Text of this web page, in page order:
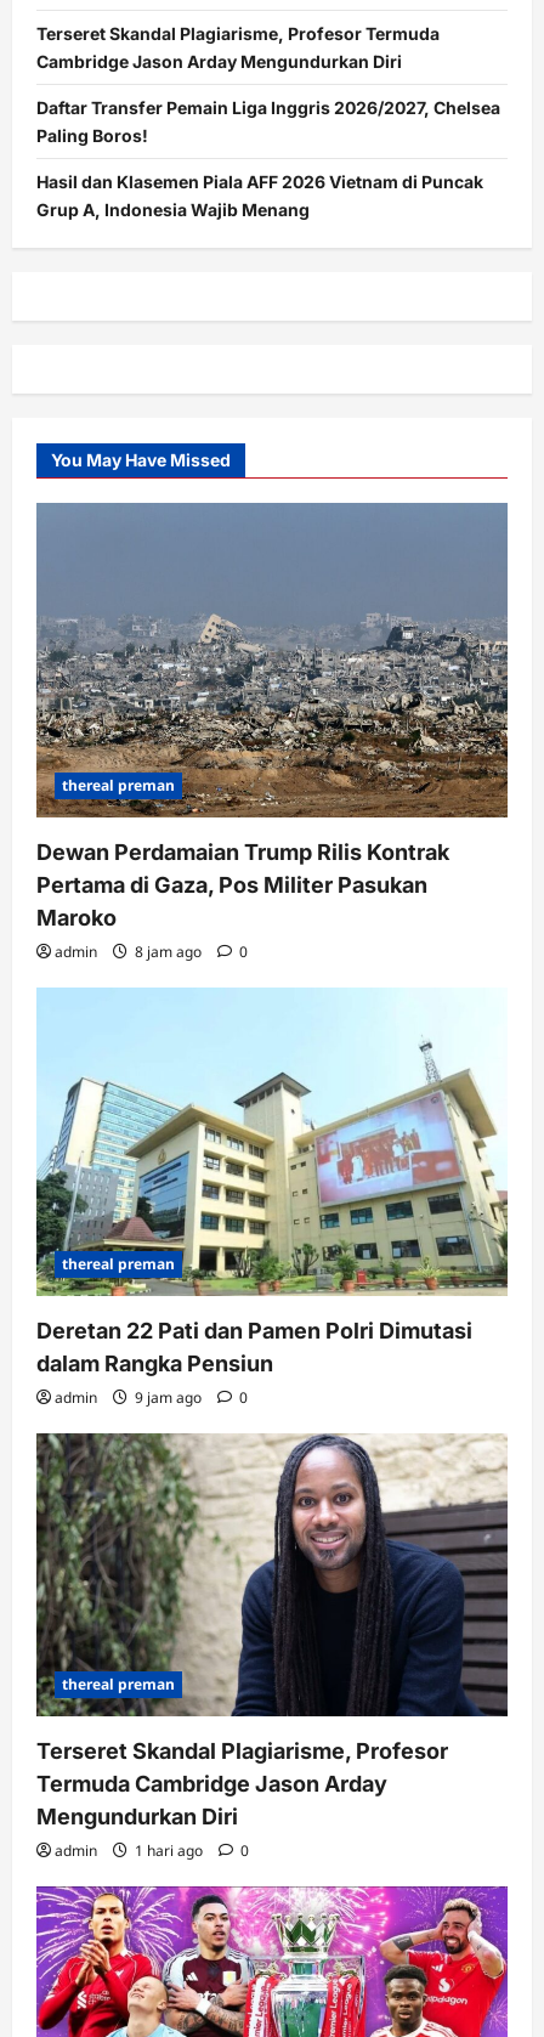
Terseret Skandal Plagiarisme, Profesor Termuda
Cambridge Jason Arday Mengundurkan Diri
Daftar Transfer Pemain Liga Inggris 2026/2027, Chelsea
Paling Boros!
Hasil dan Klasemen Piala AFF 2026 Vietnam di Puncak
Grup A, Indonesia Wajib Menang
You May Have Missed
thereal preman
Dewan Perdamaian Trump Rilis Kontrak
Pertama di Gaza, Pos Militer Pasukan
Maroko
admin 8 jam ago 0
thereal preman
Deretan 22 Pati dan Pamen Polri Dimutasi
dalam Rangka Pensiun
admin 9 jam ago 0
thereal preman
Terseret Skandal Plagiarisme, Profesor
Termuda Cambridge Jason Arday
Mengundurkan Diri
admin 1 hari ago 0